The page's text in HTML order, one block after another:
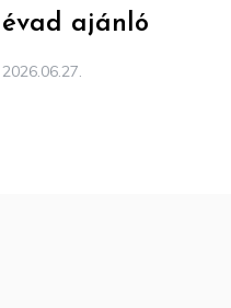
évad ajánló
2026.06.27.